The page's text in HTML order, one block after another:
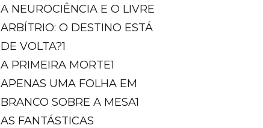
A NEUROCIÊNCIA E O LIVRE
ARBÍTRIO: O DESTINO ESTÁ
DE VOLTA?1
A PRIMEIRA MORTE1
APENAS UMA FOLHA EM
BRANCO SOBRE A MESA1
AS FANTÁSTICAS